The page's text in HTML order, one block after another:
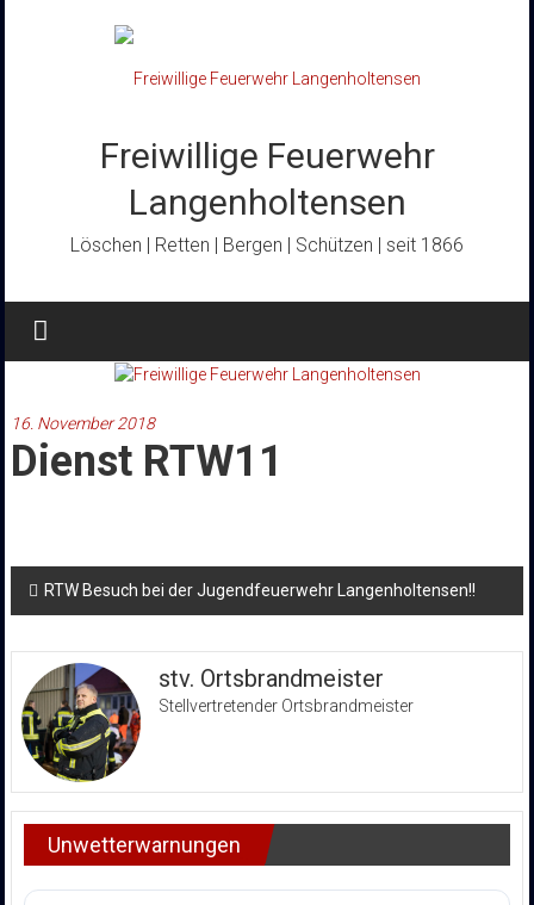
Freiwillige Feuerwehr
Langenholtensen
Löschen | Retten | Bergen | Schützen | seit 1866
16. November 2018
Dienst RTW11
Beitragsnavigation
RTW Besuch bei der Jugendfeuerwehr Langenholtensen!!
stv. Ortsbrandmeister
Stellvertretender Ortsbrandmeister
Unwetterwarnungen